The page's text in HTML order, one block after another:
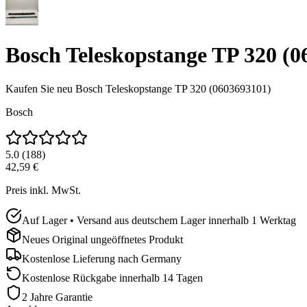
Bosch Teleskopstange TP 320
Kaufen Sie neu Bosch Teleskopstange TP 320 (0603693101)
Bosch
5.0 (188)
42,59 €
Preis inkl. MwSt.
Auf Lager • Versand aus deutschem Lager innerhalb 1 Werktag
Neues Original ungeöffnetes Produkt
Kostenlose Lieferung nach Germany
Kostenlose Rückgabe innerhalb 14 Tagen
2 Jahre Garantie